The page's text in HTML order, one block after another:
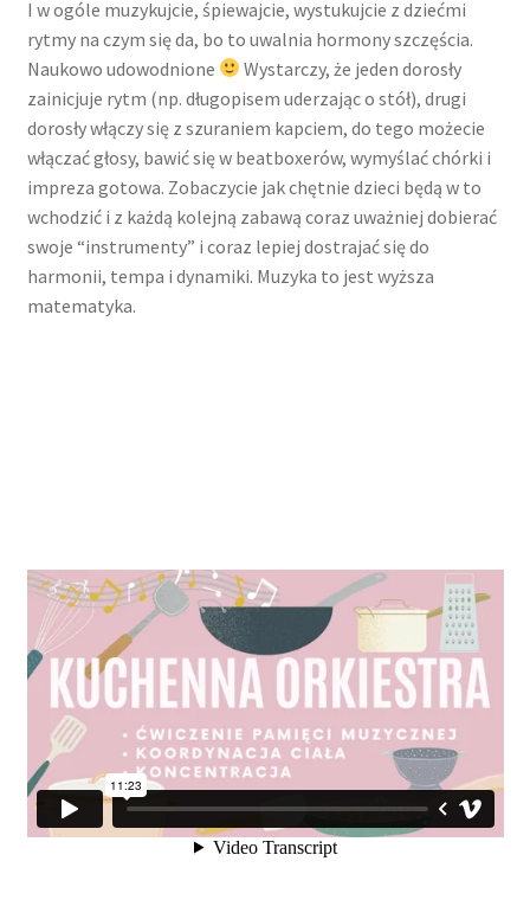
I w ogóle muzykujcie, śpiewajcie, wystukujcie z dziećmi
rytmy na czym się da, bo to uwalnia hormony szczęścia.
Naukowo udowodnione
Wystarczy, że jeden dorosły
zainicjuje rytm (np. długopisem uderzając o stół), drugi
dorosły włączy się z szuraniem kapciem, do tego możecie
włączać głosy, bawić się w beatboxerów, wymyślać chórki i
impreza gotowa. Zobaczycie jak chętnie dzieci będą w to
wchodzić i z każdą kolejną zabawą coraz uważniej dobierać
swoje “instrumenty” i coraz lepiej dostrajać się do
harmonii, tempa i dynamiki. Muzyka to jest wyższa
matematyka.